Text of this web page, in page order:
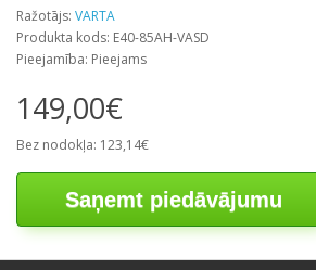
Ražotājs: VARTA
Produkta kods: E40-85AH-VASD
Pieejamība: Pieejams
149,00€
Bez nodokļa: 123,14€
Saņemt piedāvājumu